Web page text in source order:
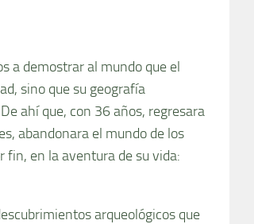
a demostrar al mundo que el
sino que su geografía
ahí que, con 36 años, regresara
abandonara el mundo de los
fin, en la aventura de su vida:
arqueológicos que